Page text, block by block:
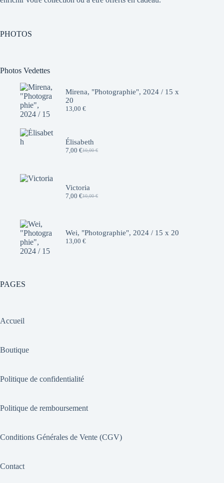
PHOTOS
Photos Vedettes
Mirena, "Photographie", 2024 / 15 x
20
13,00 €
Élisabeth
10,00€
Le
10,00 €.
7,00 €Le
7,00 €.
Victoria
10,00€
Le
10,00 €.
7,00 €Le
7,00 €.
Wei, "Photographie", 2024 / 15 x 20
13,00 €
PAGES
Accueil
Boutique
Politique de confidentialité
Politique de remboursement
Conditions Générales de Vente (CGV)
Contact